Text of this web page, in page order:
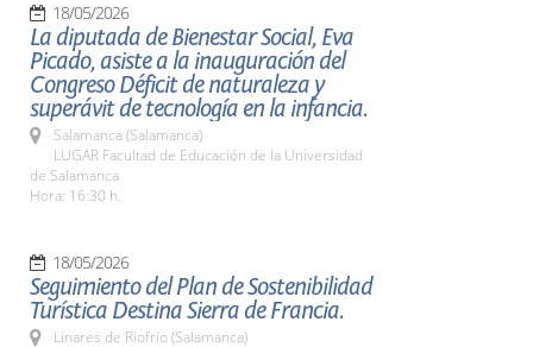
18/05/2026
La diputada de Bienestar Social, Eva
Picado, asiste a la inauguración del
Congreso Déficit de naturaleza y
superávit de tecnología en la infancia.
Salamanca (Salamanca)
LUGAR Facultad de Educación de la Universidad
de Salamanca
Hora: 16:30 h.
18/05/2026
Seguimiento del Plan de Sostenibilidad
Turística Destina Sierra de Francia.
Linares de Riofrío (Salamanca)